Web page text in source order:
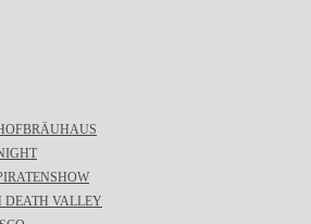
DEATH VALLEY